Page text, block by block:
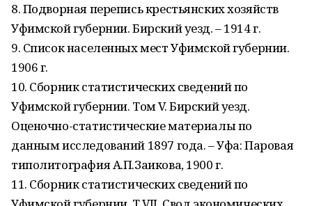
8. Подворная перепись крестьянских хозяйств
Уфимской губернии. Бирский уезд. – 1914 г.
9. Список населенных мест Уфимской губернии.
1906 г.
10. Сборник статистических сведений по
Уфимской губернии. Том V. Бирский уезд.
Оценочно-статистические мате­риалы по
данным исследований 1897 года. – Уфа: Паровая
типолитография А.П.Заикова, 1900 г.
11. Сборник статистических сведений по